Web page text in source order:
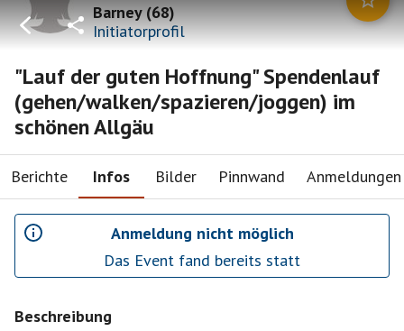
Barney(68)
Initiatorprofil
"Lauf der guten Hoffnung" Spendenlauf
(gehen/walken/spazieren/joggen) im
schönen Allgäu
Berichte Infos Bilder Pinnwand Anmeldungen
Anmeldung nicht möglich
Das Event fand bereits statt
Beschreibung